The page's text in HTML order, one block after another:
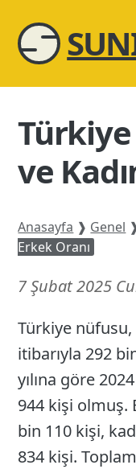
ve
Anasayfa ❱ Genel
Erkek Oranı
7 Şubat 2025
Türkiye nüfusu,
itibarıyla 292
yılına göre
944 kişi olmuş.
bin 110 kişi,
834 kişi.